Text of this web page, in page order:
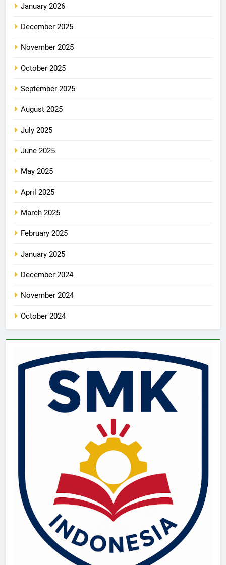
January 2026
December 2025
November 2025
October 2025
September 2025
August 2025
July 2025
June 2025
May 2025
April 2025
March 2025
February 2025
January 2025
December 2024
November 2024
October 2024